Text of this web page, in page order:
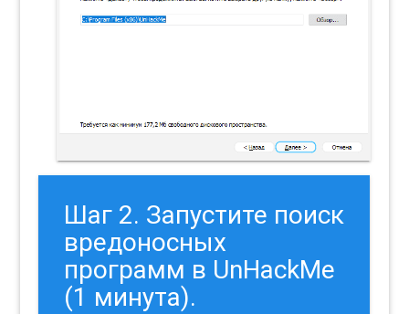
Шаг 2. Запустите поиск
вредоносных
программ в UnHackMe
(1 минута).